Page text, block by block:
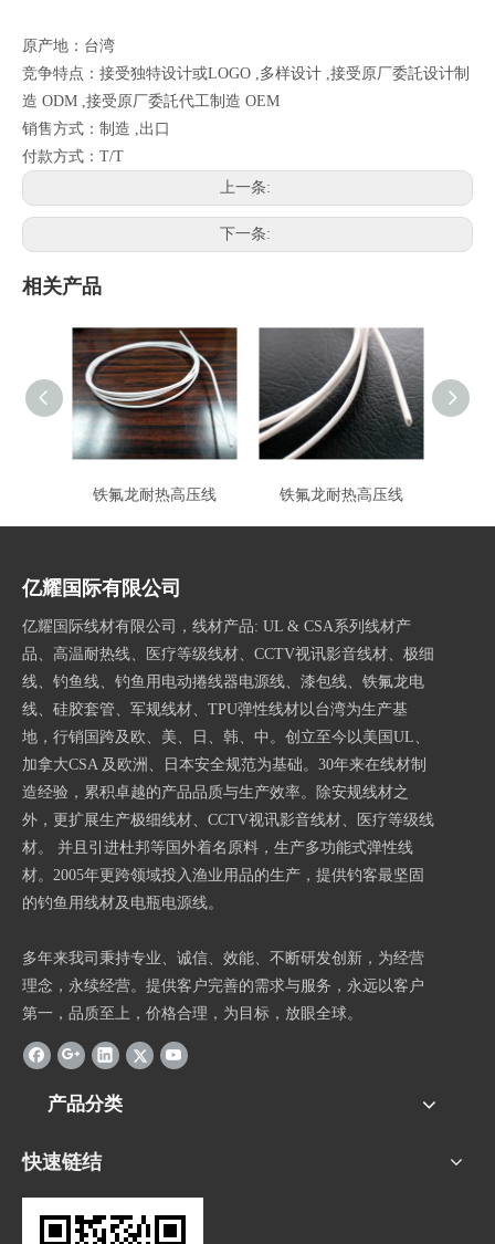
原产地：台湾
竞争特点：接受独特设计或LOGO ,多样设计 ,接受原厂委託设计制
造 ODM ,接受原厂委託代工制造 OEM
销售方式：制造 ,出口
付款方式：T/T
上一条:
下一条:
相关产品
铁氟龙耐热高压线 铁氟龙耐热高压线
亿耀国际有限公司
亿耀国际线材有限公司，线材产品: UL & CSA系列线材产
品、高温耐热线、医疗等级线材、CCTV视讯影音线材、极细
线、钓鱼线、钓鱼用电动捲线器电源线、漆包线、铁氟龙电
线、硅胶套管、军规线材、TPU弹性线材以台湾为生产基
地，行销国跨及欧、美、日、韩、中。创立至今以美国UL、
加拿大CSA 及欧洲、日本安全规范为基础。30年来在线材制
造经验，累积卓越的产品品质与生产效率。除安规线材之
外，更扩展生产极细线材、CCTV视讯影音线材、医疗等级线
材。 并且引进杜邦等国外着名原料，生产多功能式弹性线
材。2005年更跨领域投入渔业用品的生产，提供钓客最坚固
的钓鱼用线材及电瓶电源线。
多年来我司秉持专业、诚信、效能、不断研发创新，为经营
理念，永续经营。提供客户完善的需求与服务，永远以客户
第一，品质至上，价格合理，为目标，放眼全球。
产品分类
快速链结